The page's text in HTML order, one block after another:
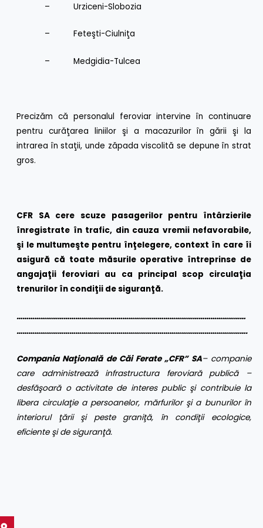
– Urziceni-Slobozia
– Feteşti-Ciulniţa
– Medgidia-Tulcea
Precizăm că personalul feroviar intervine în continuare
pentru curăţarea liniilor şi a macazurilor în gării şi la
intrarea în staţii, unde zăpada viscolită se depune în strat
gros.
CFR SAcere scuze pasagerilor pentru întârzierile
înregistrate în trafic, din cauza vremii nefavorabile,
şi le multumeşte pentru înţelegere, context în care îi
asigură că toate măsurile operative întreprinse de
angajaţii feroviari au ca principal scop circulaţia
trenurilor în condiţii de siguranţă.
………………………………………………………………………………………………………
……………………………………………………………………………………………………….
Compania Naţională de Căi Ferate „CFR” SA– companie
care administrează infrastructura feroviară publică –
desfăşoară o activitate de interes public şi contribuie la
libera circulaţie a persoanelor, mărfurilor şi a bunurilor în
interiorul ţării şi peste graniţă, în condiţii ecologice,
eficiente şi de siguranţă.